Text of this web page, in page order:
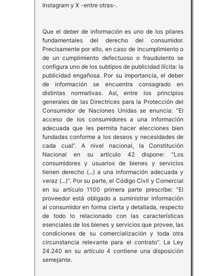
Instagram y X -entre otras-.
Que el deber de información es uno de los pilares
fundamentales del derecho del consumidor.
Precisamente por ello, en caso de incumplimiento o
de un cumplimiento defectuoso o fraudulento se
configura uno de los subtipos de publicidad ilícita: la
publicidad engañosa. Por su importancia, el deber
de información se encuentra consagrado en
distintas normativas. Así, entre los principios
generales de las Directrices para la Protección del
Consumidor de Naciones Unidas se enuncia: “El
acceso de los consumidores a una información
adecuada que les permita hacer elecciones bien
fundadas conforme a los deseos y necesidades de
cada cual”. A nivel nacional, la Constitución
Nacional en su artículo 42 dispone: “Los
consumidores y usuarios de bienes y servicios
tienen derecho (...) a una información adecuada y
veraz (...)”. Por su parte, el Código Civil y Comercial
en su artículo 1100 primera parte prescribe: “El
proveedor está obligado a suministrar información
al consumidor en forma cierta y detallada, respecto
de todo lo relacionado con las características
esenciales de los bienes y servicios que provee, las
condiciones de su comercialización y toda otra
circunstancia relevante para el contrato”. La Ley
24.240 en su artículo 4 contiene una disposición
semejante.